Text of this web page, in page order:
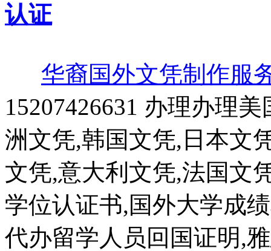
认证
华裔国外文凭制作服
15207426631 办理办理
洲文凭,韩国文凭,日本文
文凭,意大利文凭,法国文
学位认证书,国外大学成
代办留学人员回国证明,